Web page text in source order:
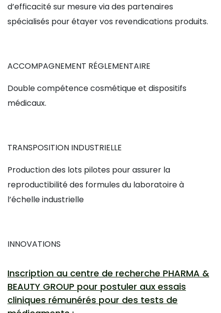
d’efficacité sur mesure via des partenaires
spécialisés pour étayer vos revendications produits.
ACCOMPAGNEMENT RÉGLEMENTAIRE
Double compétence cosmétique et dispositifs
médicaux.
TRANSPOSITION INDUSTRIELLE
Production des lots pilotes pour assurer la
reproductibilité des formules du laboratoire à
l’échelle industrielle
INNOVATIONS
Inscription au centre de recherche PHARMA &
BEAUTY GROUP pour postuler aux essais
cliniques rémunérés pour des tests de